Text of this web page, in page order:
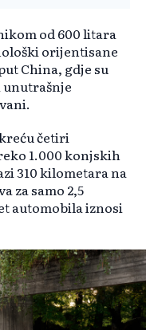
od 600 litara
orijentisane
China, gdje su
četiri
1.000 konjskih
310 kilometara na
za samo 2,5
automobila iznosi